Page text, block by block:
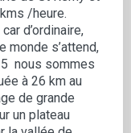
/heure.
d’ordinaire,
monde s’attend,
nous sommes
à 26 km au
de grande
un plateau